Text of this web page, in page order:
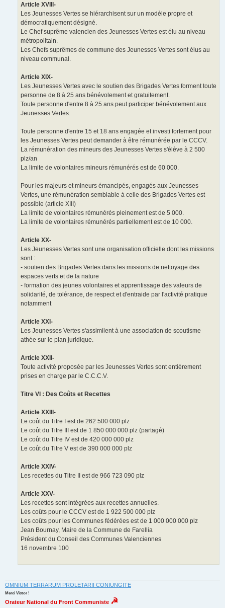
Article XVIII-
Les Jeunesses Vertes se hiérarchisent sur un modèle propre et
démocratiquement désigné.
Le Chef suprême valencien des Jeunesses Vertes est élu au niveau
métropolitain.
Les Chefs suprêmes de commune des Jeunesses Vertes sont élus au
niveau communal.
Article XIX-
Les Jeunesses Vertes avec le soutien des Brigades Vertes forment toute
personne de 8 à 25 ans bénévolement et gratuitement.
Toute personne d'entre 8 à 25 ans peut participer bénévolement aux
Jeunesses Vertes.
Toute personne d'entre 15 et 18 ans engagée et investi fortement pour
les Jeunesses Vertes peut demander à être rémunérée par le CCCV.
La rémunération des mineurs des Jeunesses Vertes s'élève à 2 500
plz/an
La limite de volontaires mineurs rémunérés est de 60 000.
Pour les majeurs et mineurs émancipés, engagés aux Jeunesses
Vertes, une rémunération semblable à celle des Brigades Vertes est
possible (article XIII)
La limite de volontaires rémunérés pleinement est de 5 000.
La limite de volontaires rémunérés partiellement est de 10 000.
Article XX-
Les Jeunesses Vertes sont une organisation officielle dont les missions
sont :
- soutien des Brigades Vertes dans les missions de nettoyage des
espaces verts et de la nature
- formation des jeunes volontaires et apprentissage des valeurs de
solidarité, de tolérance, de respect et d'entraide par l'activité pratique
notamment
Article XXI-
Les Jeunesses Vertes s'assimilent à une association de scoutisme
athée sur le plan juridique.
Article XXII-
Toute activité proposée par les Jeunesses Vertes sont entièrement
prises en charge par le C.C.C.V.
Titre VI : Des Coûts et Recettes
Article XXIII-
Le coût du Titre I est de 262 500 000 plz
Le coût du Titre III est de 1 850 000 000 plz (partagé)
Le coût du Titre IV est de 420 000 000 plz
Le coût du Titre V est de 390 000 000 plz
Article XXIV-
Les recettes du Titre II est de 966 723 090 plz
Article XXV-
Les recettes sont intégrées aux recettes annuelles.
Les coûts pour le CCCV est de 1 922 500 000 plz
Les coûts pour les Communes fédérées est de 1 000 000 000 plz
Jean Bournay, Maire de la Commune de Farellia
Président du Conseil des Communes Valenciennes
16 novembre 100
OMNIUM TERRARUM PROLETARII CONIUNGITE
Merci Victor !
Orateur National du Front Communiste ☭